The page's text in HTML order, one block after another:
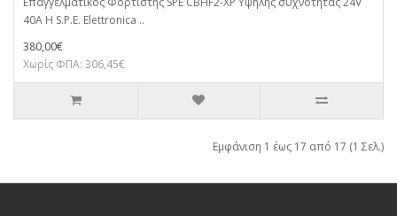
40A Η S.P.E. Elettronica ..
380,00€
Χωρίς ΦΠΑ: 306,45€
Εμφάνιση 1 έως 17 από 17 (1 Σελ.)